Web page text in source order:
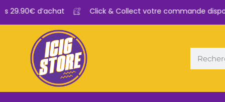
d’achat Click & Collect votre commande